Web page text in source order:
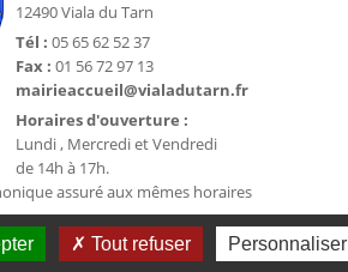
12490 Viala du Tarn
Tél : 05 65 62 52 37
Fax : 01 56 72 97 13
mairieaccueil@vialadutarn.fr
Horaires d'ouverture :
Lundi , Mercredi et Vendredi
de 14h à 17h.
assuré aux mêmes horaires
et collectivité - WeeCity
Tout refuser Personnaliser